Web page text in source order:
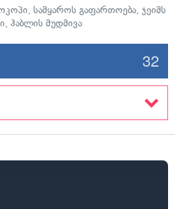
, სამყაროს გაფართოება, ჯეიმს
, ჰაბლის მუდმივა
32